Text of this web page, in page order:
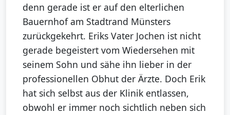
denn gerade ist er auf den elterlichen
Bauernhof am Stadtrand Münsters
zurückgekehrt. Eriks Vater Jochen ist nicht
gerade begeistert vom Wiedersehen mit
seinem Sohn und sähe ihn lieber in der
professionellen Obhut der Ärzte. Doch Erik
hat sich selbst aus der Klinik entlassen,
obwohl er immer noch sichtlich neben sich